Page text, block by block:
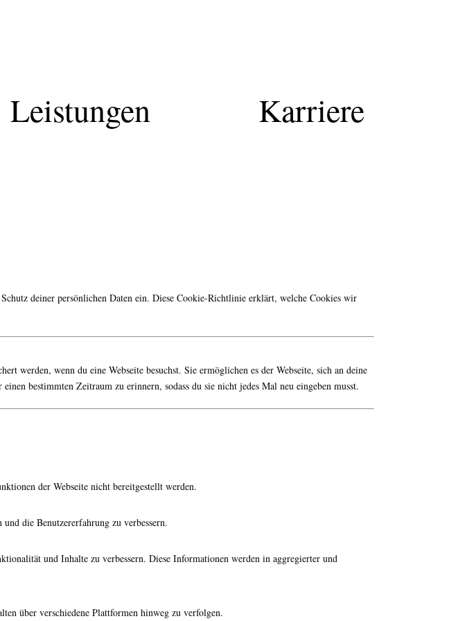
Leistungen Karriere
deiner persönlichen Daten ein. Diese Cookie-Richtlinie erklärt, welche Cookies wir
werden, wenn du eine Webseite besuchst. Sie ermöglichen es der Webseite, sich an deine
bestimmten Zeitraum zu erinnern, sodass du sie nicht jedes Mal neu eingeben musst.
der Webseite nicht bereitgestellt werden.
die Benutzererfahrung zu verbessern.
und Inhalte zu verbessern. Diese Informationen werden in aggregierter und
über verschiedene Plattformen hinweg zu verfolgen.